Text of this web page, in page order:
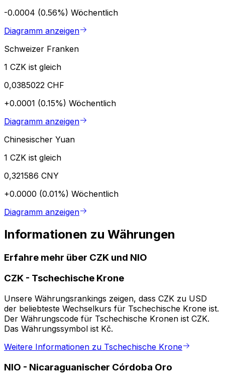
-0.0004 (0.56%) Wöchentlich
Diagramm anzeigen
Schweizer Franken
1 CZK ist gleich
0,0385022 CHF
+0.0001 (0.15%) Wöchentlich
Diagramm anzeigen
Chinesischer Yuan
1 CZK ist gleich
0,321586 CNY
+0.0000 (0.01%) Wöchentlich
Diagramm anzeigen
Informationen zu Währungen
Erfahre mehr über CZK und NIO
CZK - Tschechische Krone
Unsere Währungsrankings zeigen, dass CZK zu USD
der beliebteste Wechselkurs für Tschechische Krone ist.
Der Währungscode für Tschechische Kronen ist CZK.
Das Währungssymbol ist Kč.
Weitere Informationen zu Tschechische Krone
NIO - Nicaraguanischer Córdoba Oro